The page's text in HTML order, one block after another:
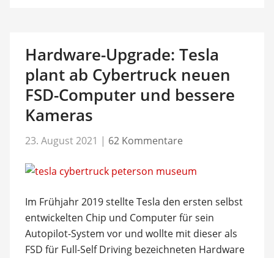
Hardware-Upgrade: Tesla
plant ab Cybertruck neuen
FSD-Computer und bessere
Kameras
23. August 2021 | 62 Kommentare
Im Frühjahr 2019 stellte Tesla den ersten selbst
entwickelten Chip und Computer für sein
Autopilot-System vor und wollte mit dieser als
FSD für Full-Self Driving bezeichneten Hardware